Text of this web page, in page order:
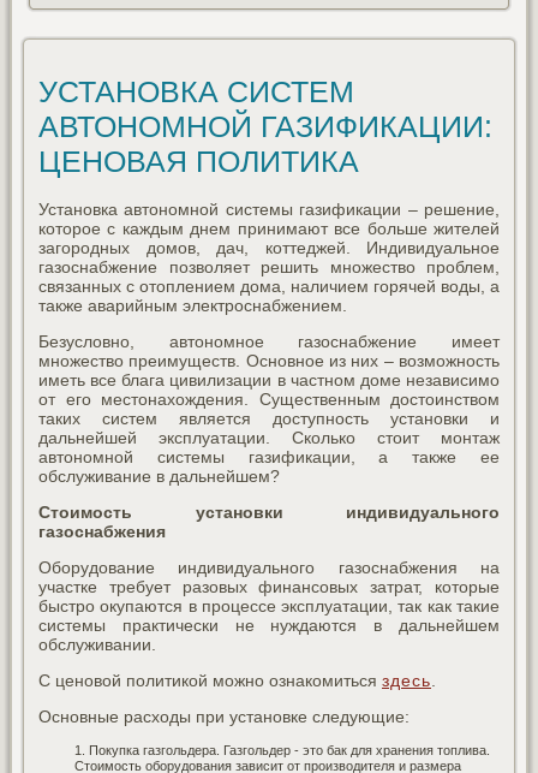
УСТАНОВКА СИСТЕМ
АВТОНОМНОЙ ГАЗИФИКАЦИИ:
ЦЕНОВАЯ ПОЛИТИКА
Установка автономной системы газификации – решение,
которое с каждым днем принимают все больше жителей
загородных домов, дач, коттеджей. Индивидуальное
газоснабжение позволяет решить множество проблем,
связанных с отоплением дома, наличием горячей воды, а
также аварийным электроснабжением.
Безусловно, автономное газоснабжение имеет
множество преимуществ. Основное из них – возможность
иметь все блага цивилизации в частном доме независимо
от его местонахождения. Существенным достоинством
таких систем является доступность установки и
дальнейшей эксплуатации. Сколько стоит монтаж
автономной системы газификации, а также ее
обслуживание в дальнейшем?
Стоимость установки индивидуального
газоснабжения
Оборудование индивидуального газоснабжения на
участке требует разовых финансовых затрат, которые
быстро окупаются в процессе эксплуатации, так как такие
системы практически не нуждаются в дальнейшем
обслуживании.
С ценовой политикой можно ознакомиться здесь
Основные расходы при установке следующие:
Покупка газгольдера. Газгольдер - это бак для хранения топлива.
Стоимость оборудования зависит от производителя и размера